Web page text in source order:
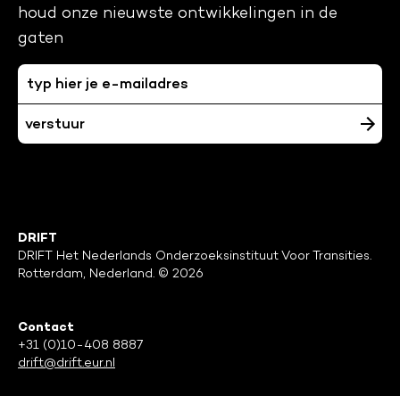
houd onze nieuwste ontwikkelingen in de
gaten
DRIFT
DRIFT Het Nederlands Onderzoeksinstituut Voor Transities.
Rotterdam, Nederland. © 2026
Contact
+31 (0)10-408 8887
drift@drift.eur.nl